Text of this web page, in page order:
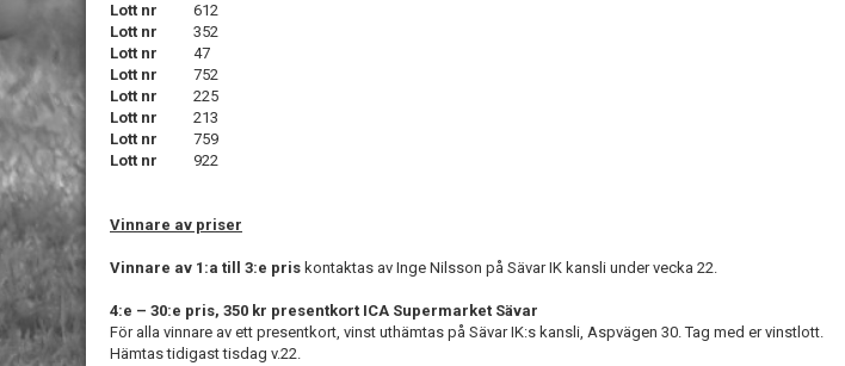
Lott nr 612
Lott nr 352
Lott nr 47
Lott nr 752
Lott nr 225
Lott nr 213
Lott nr 759
Lott nr 922
Vinnare av priser
Vinnare av 1:a till 3:e pris kontaktas av Inge Nilsson på Sävar IK kansli under vecka 22.
4:e – 30:e pris, 350 kr presentkort ICA Supermarket Sävar
För alla vinnare av ett presentkort, vinst uthämtas på Sävar IK:s kansli, Aspvägen 30. Tag med er vinstlott.
Hämtas tidigast tisdag v.22.